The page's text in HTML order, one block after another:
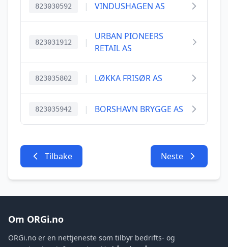
823030592 | VINDUSHAGEN AS
823031912 |
URBAN PIONEERS
RETAIL AS
823035802 | LØKKA FRISØR AS
823035942 | BORSHAVN BRYGGE AS
Tilbake Neste
Om ORGi.no
ORGi.no er en nettjeneste som tilbyr bedrifts- og